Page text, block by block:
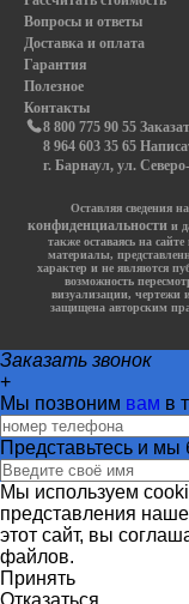
Вопросы и ответы
Доставка и оплата
Гарантия
Полезное
Контакты
8 800 775 90 55
8 964 603 35 65
г. Барнаул, ул.
Оставляя сведения
конфиденциальностии
также оставаясь на
материалы,
характер и не являются
возможность
визуализации,
защищена авторским
Заказать звонок
+
Мы позвоним вам в
Представьтесь и мы
Мы используем
представления
этот сайт, вы
файлов.
Принять
Отказаться